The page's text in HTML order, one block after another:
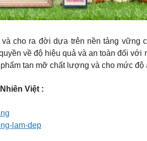
cho ra đời dựa trên nền tảng vững
về độ hiệu quả và an toàn đối
tan mỡ chất lượng và cho mức
Việt :
lam-dep